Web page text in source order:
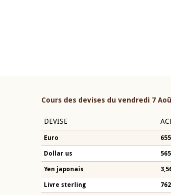
Cours des devises du vendredi 7
DEVISE
Euro
Dollar us
Yen japonais
Livre sterling